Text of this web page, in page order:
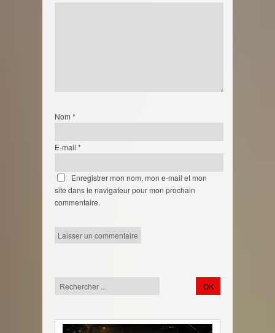
Nom *
E-mail *
Enregistrer mon nom, mon e-mail et mon
site dans le navigateur pour mon prochain
commentaire.